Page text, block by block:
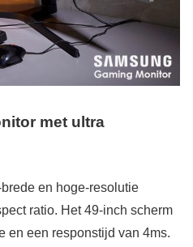
met ultra
en hoge-resolutie
ratio. Het 49-inch scherm
en een responstijd van 4ms.